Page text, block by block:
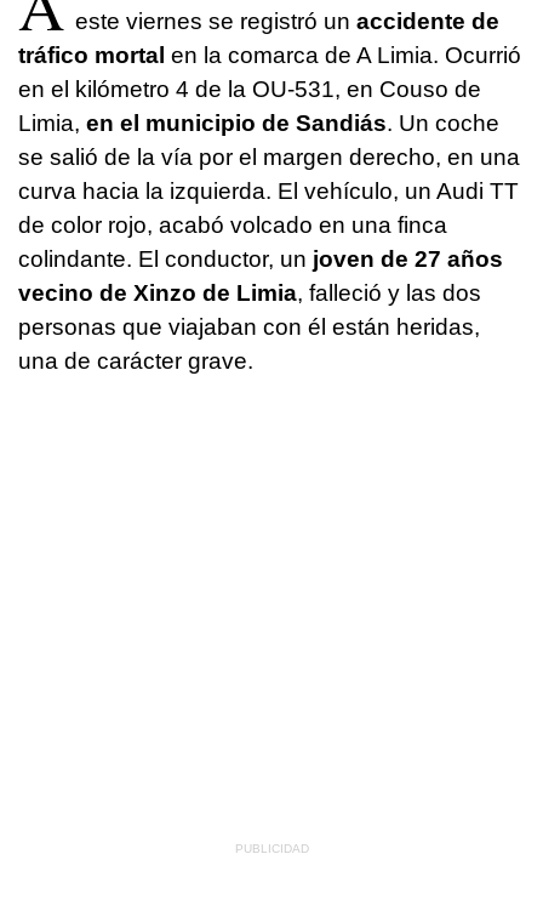
este viernes se registró un accidente de
tráfico mortal en la comarca de A Limia. Ocurrió
en el kilómetro 4 de la OU-531, en Couso de
Limia, en el municipio de Sandiás. Un coche
se salió de la vía por el margen derecho, en una
curva hacia la izquierda. El vehículo, un Audi TT
de color rojo, acabó volcado en una finca
colindante. El conductor, un joven de 27 años
vecino de Xinzo de Limia, falleció y las dos
personas que viajaban con él están heridas,
una de carácter grave.